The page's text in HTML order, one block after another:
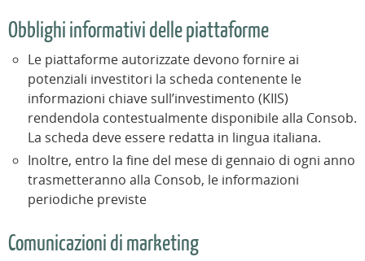
Obblighi informativi delle piattaforme
Le piattaforme autorizzate devono fornire ai
potenziali investitori la scheda contenente le
informazioni chiave sull’investimento (KIIS)
rendendola contestualmente disponibile alla Consob.
La scheda deve essere redatta in lingua italiana.
Inoltre, entro la fine del mese di gennaio di ogni anno
trasmetteranno alla Consob, le informazioni
periodiche previste
Comunicazioni di marketing